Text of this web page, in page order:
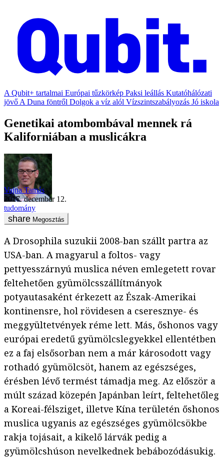
A Qubit+ tartalmai Európai tűzkörkép Paksi leállás Kutatóhálózati
jövő A Duna föntről Dolgok a víz alól Vízszintszabályozás Jó iskola
Genetikai atombombával mennek rá
Kaliforniában a muslicákra
Vajna Tamás
2017. december 12.
tudomány
Megosztás
A Drosophila suzukii 2008-ban szállt partra az
USA-ban. A magyarul a foltos- vagy
pettyesszárnyú muslica néven emlegetett rovar
feltehetően gyümölcsszállítmányok
potyautasaként érkezett az Észak-Amerikai
kontinensre, hol rövidesen a cseresznye- és
meggyültetvények réme lett. Más, őshonos vagy
európai eredetű gyümölcslegyekkel ellentétben
ez a faj elsősorban nem a már károsodott vagy
rothadó gyümölcsöt, hanem az egészséges,
érésben lévő termést támadja meg. Az először a
múlt század közepén Japánban leírt, feltehetőleg
a Koreai-félsziget, illetve Kína területén őshonos
muslica ugyanis az egészséges gyümölcsökbe
rakja tojásait, a kikelő lárvák pedig a
gyümölcshúson nevelkednek bebábozódásukig.